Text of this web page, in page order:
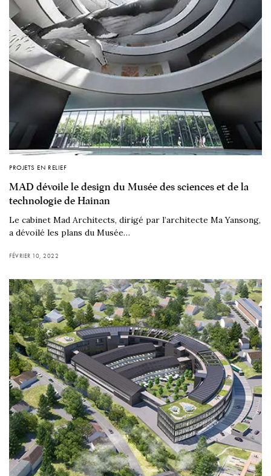
PROJETS EN RELIEF
MAD dévoile le design du Musée des sciences et de la
technologie de Hainan
Le cabinet Mad Architects, dirigé par l’architecte Ma Yansong,
a dévoilé les plans du Musée…
FÉVRIER 10, 2022